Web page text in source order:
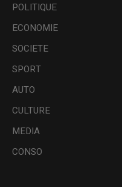
POLITIQUE
ECONOMIE
SOCIETE
SPORT
AUTO
CULTURE
MEDIA
CONSO